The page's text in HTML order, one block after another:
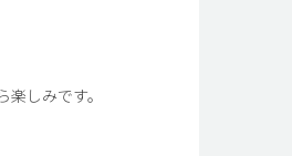
しみです。